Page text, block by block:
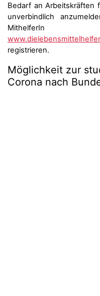
Bedarf an Arbeitskräften
unverbindlich
registrieren.
Möglichkeit zur
Corona nach